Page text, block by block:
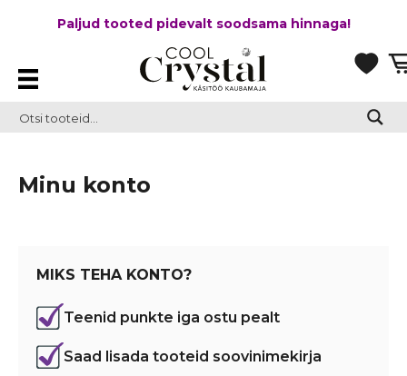
Paljud tooted pidevalt soodsama hinnaga!
Minu konto
MIKS TEHA KONTO?
Teenid punkte iga ostu pealt
Saad lisada tooteid soovinimekirja